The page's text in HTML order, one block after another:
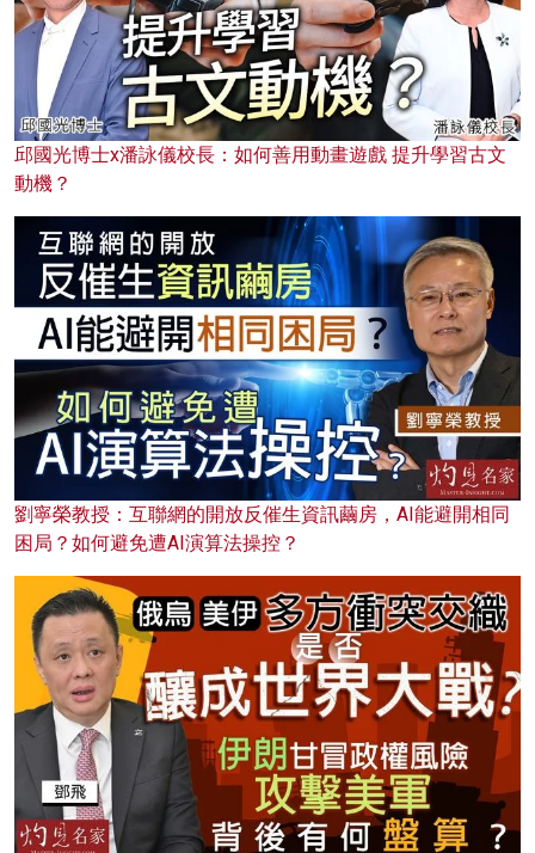
邱國光博士x潘詠儀校長：如何善用動畫遊戲 提升學習古文
動機？
劉寧榮教授：互聯網的開放反催生資訊繭房，AI能避開相同
困局？如何避免遭AI演算法操控？